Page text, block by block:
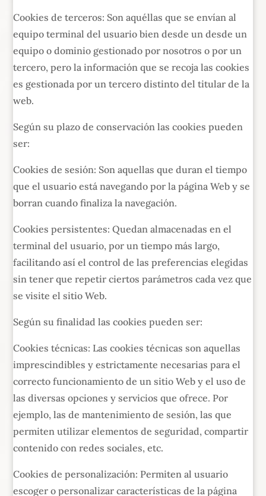
Cookies de terceros: Son aquéllas que se envían al
equipo terminal del usuario bien desde un desde un
equipo o dominio gestionado por nosotros o por un
tercero, pero la información que se recoja las cookies
es gestionada por un tercero distinto del titular de la
web.
Según su plazo de conservación las cookies pueden
ser:
Cookies de sesión: Son aquellas que duran el tiempo
que el usuario está navegando por la página Web y se
borran cuando finaliza la navegación.
Cookies persistentes: Quedan almacenadas en el
terminal del usuario, por un tiempo más largo,
facilitando así el control de las preferencias elegidas
sin tener que repetir ciertos parámetros cada vez que
se visite el sitio Web.
Según su finalidad las cookies pueden ser:
Cookies técnicas: Las cookies técnicas son aquellas
imprescindibles y estrictamente necesarias para el
correcto funcionamiento de un sitio Web y el uso de
las diversas opciones y servicios que ofrece. Por
ejemplo, las de mantenimiento de sesión, las que
permiten utilizar elementos de seguridad, compartir
contenido con redes sociales, etc.
Cookies de personalización: Permiten al usuario
escoger o personalizar características de la página